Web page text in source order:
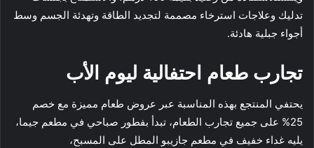
تدليك وعلاجات استرخاء مصممة لتجديد الطاقة وتهدئة الجسم وسط
أجواء جبلية هادئة.
تجارب طعام احتفالية ليوم الأب
يحتفي المنتجع بهذه المناسبة عبر عروض طعام مميزة مع خصم
25% على جميع تجارب الطعام، تبدأ بفطور صباحي في مطعم جيما،
يليه غداء خفيف في مطعم جازيبو المطل على المسبح،